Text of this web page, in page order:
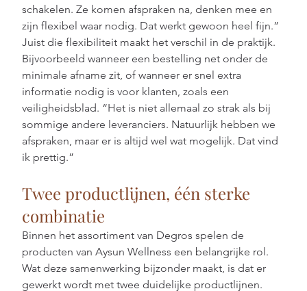
schakelen. Ze komen afspraken na, denken mee en
zijn flexibel waar nodig. Dat werkt gewoon heel fijn.”
Juist die flexibiliteit maakt het verschil in de praktijk.
Bijvoorbeeld wanneer een bestelling net onder de
minimale afname zit, of wanneer er snel extra
informatie nodig is voor klanten, zoals een
veiligheidsblad. “Het is niet allemaal zo strak als bij
sommige andere leveranciers. Natuurlijk hebben we
afspraken, maar er is altijd wel wat mogelijk. Dat vind
ik prettig.”
Twee productlijnen, één sterke
combinatie
Binnen het assortiment van Degros spelen de
producten van Aysun Wellness een belangrijke rol.
Wat deze samenwerking bijzonder maakt, is dat er
gewerkt wordt met twee duidelijke productlijnen.